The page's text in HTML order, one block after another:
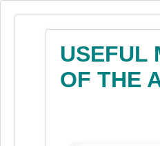
USEFUL
OF THE